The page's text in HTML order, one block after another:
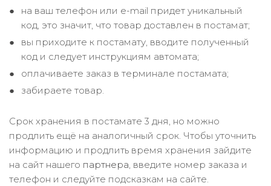
на ваш телефон или e-mail придет уникальный
код, это значит, что товар доставлен в постамат;
вы приходите к постамату, вводите полученный
код и следует инструкциям автомата;
оплачиваете заказ в терминале постамата;
забираете товар.
Срок хранения в постамате 3 дня, но можно
продлить ещё на аналогичный срок. Чтобы уточнить
информацию и продлить время хранения зайдите
на сайт нашего партнера, введите номер заказа и
телефон и следуйте подсказкам на сайте.